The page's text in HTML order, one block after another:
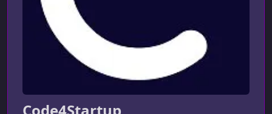
УРОК 12.
Refactoring Browsing page
Working with Services
What are we going to build in this task
Code4Startup